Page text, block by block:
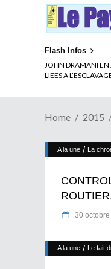
Flash Infos
JOHN DRAMANI
LIEES A
Home 2015
A la une / La
30
A la une / Le fait